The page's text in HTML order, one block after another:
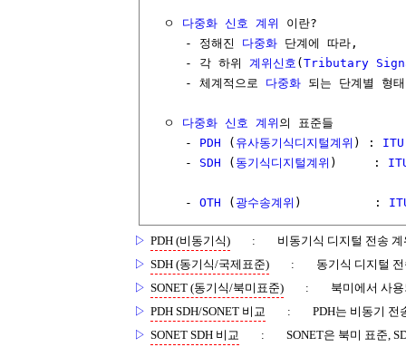
  ㅇ
다중화 신호 계위
이란?
     - 정해진
다중화 단계에 따라,
     - 각 하위
계위신호 (Tributary
     - 체계적으로
다중화 되는 단계별 형태
  ㅇ
다중화 신호 계위 의 표준들
     -
PDH ( 유사동기식디지털계위 ) :
     -
SDH ( 동기식디지털계위 )     :
     -
OTH ( 광수송계위 )          :
▷ PDH (비동기식) :
비동기식 디지털 전송
▷ SDH (동기식/국제표준) :
동기식 디지털
▷ SONET (동기식/북미표준) :
북미에서 사
▷ PDH SDH/SONET 비교 :
PDH는 비동기 전
▷ SONET SDH 비교 :
SONET은 북미 표준,